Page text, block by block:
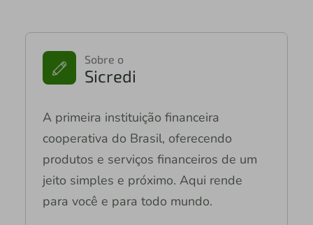
Sobre o
Sicredi
A primeira instituição financeira
cooperativa do Brasil, oferecendo
produtos e serviços financeiros de um
jeito simples e próximo. Aqui rende
para você e para todo mundo.